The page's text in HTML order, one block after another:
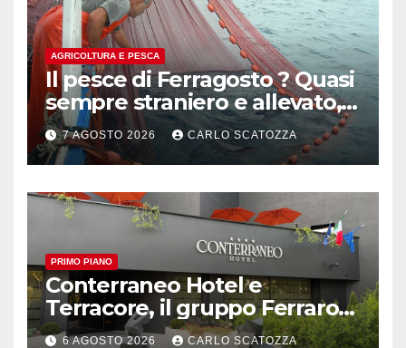
AGRICOLTURA E PESCA
Il pesce di Ferragosto ? Quasi
sempre straniero e allevato,
in sofferenza
7 AGOSTO 2026 CARLO SCATOZZA
PRIMO PIANO
Conterraneo Hotel e
Terracore, il gruppo Ferraro
amplia l’ ospitalità e il gusto
6 AGOSTO 2026 CARLO SCATOZZA